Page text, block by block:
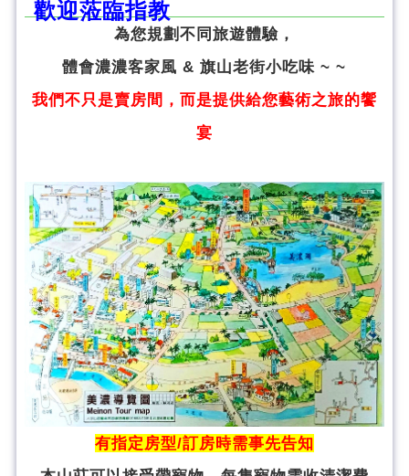
歡迎蒞臨指教
為您規劃不同旅遊體驗，
體會濃濃客家風 & 旗山老街小吃味 ~ ~
我們不只是賣房間，而是提供給您藝術之旅的饗
宴
有指定房型/訂房時需事先告知